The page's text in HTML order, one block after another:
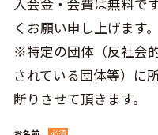
くお願い申し上げます。
※特定の団体（反社会
されている団体等）に
断りさせて頂きます。